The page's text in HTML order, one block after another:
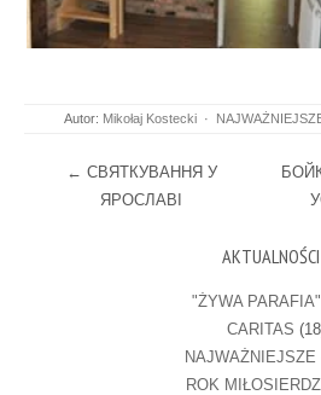
Autor: Mikołaj Kostecki ·
Post navigation
← СВЯТКУВАННЯ У
ЯРОСЛАВІ
AKTUALNOŚCI
"ŻYWA PARAFIA"
CARITAS
NAJWAŻNIEJSZE
ROK